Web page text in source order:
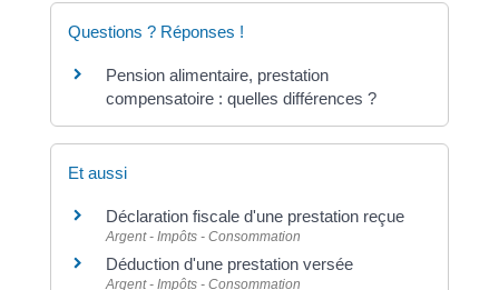
Questions ? Réponses !
Pension alimentaire, prestation
compensatoire : quelles différences ?
Et aussi
Déclaration fiscale d'une prestation reçue
Argent - Impôts - Consommation
Déduction d'une prestation versée
Argent - Impôts - Consommation